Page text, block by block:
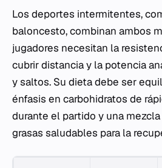
Los deportes intermitentes,
baloncesto, combinan ambos
jugadores necesitan la
cubrir distancia y la potencia
y saltos. Su dieta debe ser
énfasis en carbohidratos de
durante el partido y una
grasas saludables para la